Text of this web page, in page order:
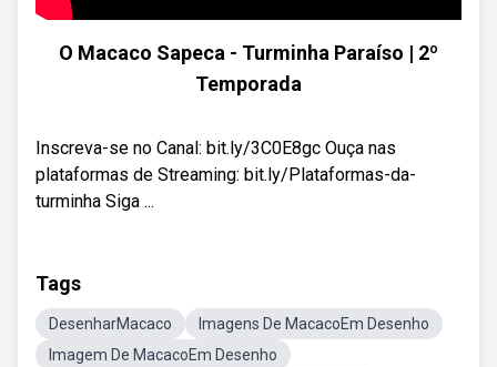
O Macaco Sapeca - Turminha Paraíso | 2º
Temporada
Inscreva-se no Canal: bit.ly/3C0E8gc Ouça nas
plataformas de Streaming: bit.ly/Plataformas-da-
turminha Siga ...
Tags
DesenharMacaco
Imagens De MacacoEm Desenho
Imagem De MacacoEm Desenho